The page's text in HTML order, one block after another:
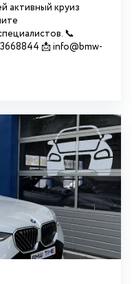
активный круиз
📞
📩 info@bmw-